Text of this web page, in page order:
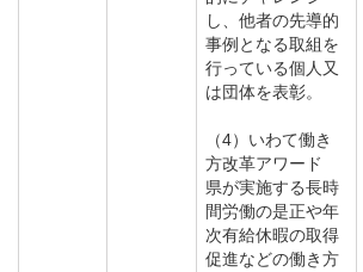
し、他者の先導的
事例となる取組を
行っている個人又
は団体を表彰。
（4）いわて働き
方改革アワード
県が実施する長時
間労働の是正や年
次有給休暇の取得
促進などの働き方